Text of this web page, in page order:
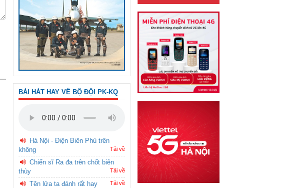
BÀI HÁT HAY VỀ BỘ ĐỘI PK-KQ
Hà Nội - Điện Biên Phủ trên
không
Tải về
Chiến sĩ Ra đa trên chốt biên
thùy
Tải về
Tên lửa ta đánh rất hay Tải về